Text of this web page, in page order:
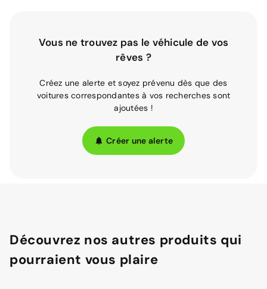
Vous ne trouvez pas le véhicule de vos
rêves ?
Créez une alerte et soyez prévenu dès que des
voitures correspondantes à vos recherches sont
ajoutées !
Créer une alerte
Découvrez nos autres produits qui
pourraient vous plaire